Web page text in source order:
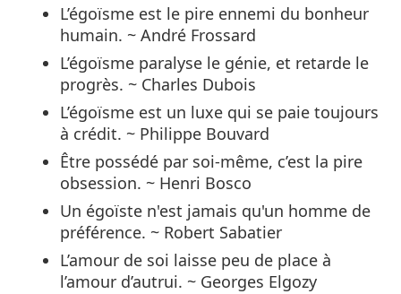
L’égoïsme est le pire ennemi du bonheur
humain. ~ André Frossard
L’égoïsme paralyse le génie, et retarde le
progrès. ~ Charles Dubois
L’égoïsme est un luxe qui se paie toujours
à crédit. ~ Philippe Bouvard
Être possédé par soi-même, c’est la pire
obsession. ~ Henri Bosco
Un égoïste n'est jamais qu'un homme de
préférence. ~ Robert Sabatier
L’amour de soi laisse peu de place à
l’amour d’autrui. ~ Georges Elgozy